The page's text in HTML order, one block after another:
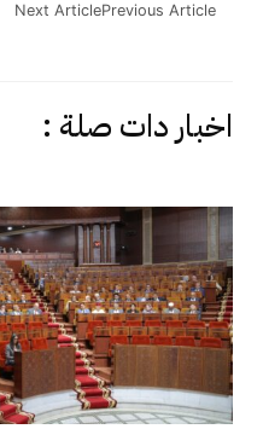
Previous Article
Next Article
اخبار دات صلة :